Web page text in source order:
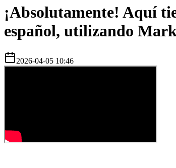
¡Absolutamente! Aquí
español, utilizando
2026-04-05 10:46